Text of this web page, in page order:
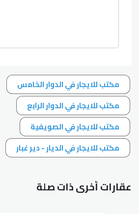
مكتب للايجار في الدوار الخامس
مكتب للايجار في الدوار الرابع
مكتب للايجار في الصويفية
مكتب للايجار في الديار - دير غبار
عقارات أخرى ذات صلة